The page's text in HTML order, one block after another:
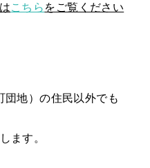
こちら をご覧ください
地）の住民以外でも
ます。